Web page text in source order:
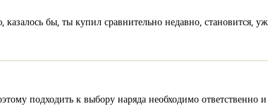
бы, ты купил сравнительно недавно, становится,
подходить к выбору наряда необходимо ответственно